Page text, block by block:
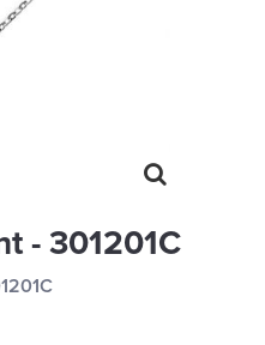
- 301201C